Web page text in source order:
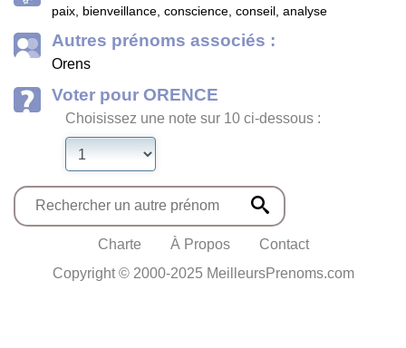
paix, bienveillance, conscience, conseil, analyse
Autres prénoms associés :
Orens
Voter pour ORENCE
Choisissez une note sur 10 ci-dessous :
Charte À Propos
Contact
Copyright © 2000-2025 MeilleursPrenoms.com